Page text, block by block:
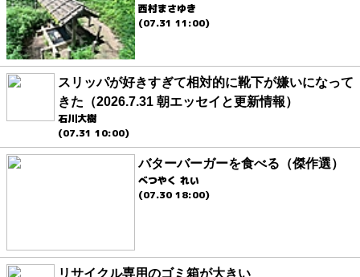
西村まさゆき
(07.31 11:00)
スリッパが好きすぎて相対的に靴下が嫌いになって
きた（2026.7.31 朝エッセイと更新情報）
石川大樹
(07.31 10:00)
バターバーガーを食べる（傑作選）
べつやく れい
(07.30 18:00)
リサイクル専用のゴミ箱が大きい